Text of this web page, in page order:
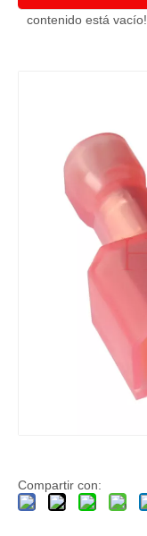
contenido está vacío!
Compartir con: